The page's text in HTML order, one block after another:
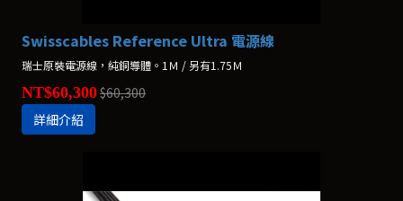
Swisscables Reference Ultra 電源線
瑞士原裝電源線，純銅導體。1Ｍ / 另有1.75Ｍ
NT$60,300$60,300
詳細介紹